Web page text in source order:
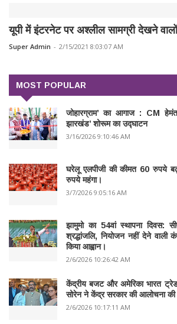
यूपी में इंटरनेट पर अश्लील सामग्री देखने
Super Admin - 2/15/2021 8:03:07 AM
MOST POPULAR
जोहारग्राम’ का आगाज : CM
झारखंड’ शोरूम का उद्घाटन
3/16/2026 9:10:46 AM
घरेलू एलपीजी की कीमत 60 रुपये
रुपये महंगा।
3/7/2026 9:05:16 AM
झामुमो का 54वां स्थापना दिवस:
श्रद्धांजलि, नियोजन नहीं देने वाली
किया आह्वान।
2/6/2026 10:26:42 AM
केंद्रीय बजट और अमेरिका भारत
सोरेन ने केंद्र सरकार की आलोचना की
2/6/2026 10:17:11 AM